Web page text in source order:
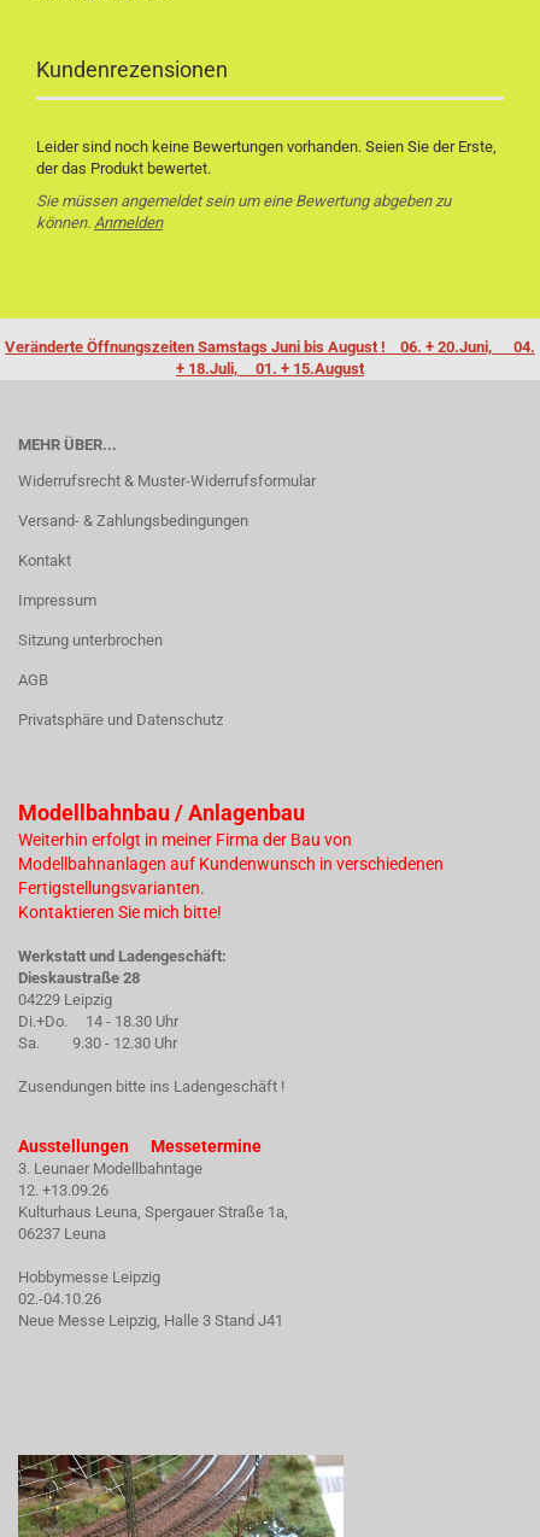
Kundenrezensionen
Leider sind noch keine Bewertungen vorhanden. Seien Sie der Erste,
der das Produkt bewertet.
Sie müssen angemeldet sein um eine Bewertung abgeben zu
können. Anmelden
Veränderte Öffnungszeiten Samstags Juni bis August ! 06. + 20.Juni, 04.
+ 18.Juli, 01. + 15.August
MEHR ÜBER...
Widerrufsrecht & Muster-Widerrufsformular
Versand- & Zahlungsbedingungen
Kontakt
Impressum
Sitzung unterbrochen
AGB
Privatsphäre und Datenschutz
Modellbahnbau / Anlagenbau
Weiterhin erfolgt in meiner Firma der Bau von
Modellbahnanlagen auf Kundenwunsch in verschiedenen
Fertigstellungsvarianten.
Kontaktieren Sie mich bitte!
Werkstatt und Ladengeschäft:
Dieskaustraße 28
04229 Leipzig
Di.+Do. 14 - 18.30 Uhr
Sa. 9.30 - 12.30 Uhr
Zusendungen bitte ins Ladengeschäft !
Ausstellungen Messetermine
3. Leunaer Modellbahntage
12. +13.09.26
Kulturhaus Leuna, Spergauer Straße 1a,
06237 Leuna
Hobbymesse Leipzig
02.-04.10.26
Neue Messe Leipzig, Halle 3 Stand J41